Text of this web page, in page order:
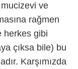
ve
rağmen
herkes gibi
çıksa bile) bu
Karşımızda